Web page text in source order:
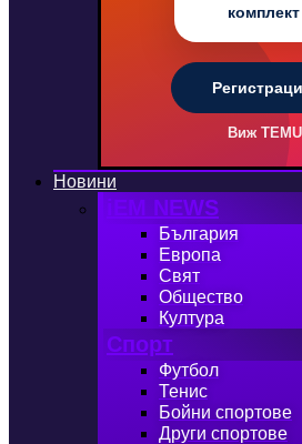
Виж
Новини
iEM NEWS
България
Европа
Свят
Общество
Култура
Спорт
Футбол
Тенис
Бойни спортове
Други спортове